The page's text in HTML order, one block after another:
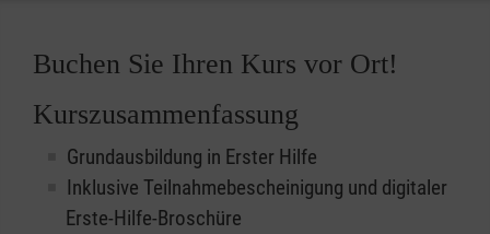
Buchen Sie Ihren Kurs vor Ort!
Kurszusammenfassung
Grundausbildung in Erster Hilfe
Inklusive Teilnahmebescheinigung und digitaler
Erste-Hilfe-Broschüre